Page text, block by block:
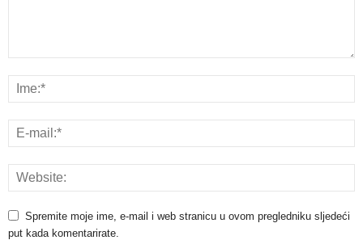
Spremite moje ime, e-mail i web stranicu u ovom pregledniku sljedeći
put kada komentarirate.